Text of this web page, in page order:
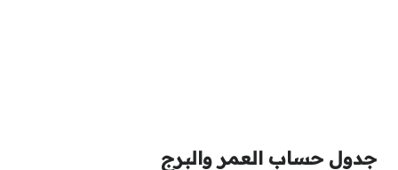
جدول حساب العمر والبرج